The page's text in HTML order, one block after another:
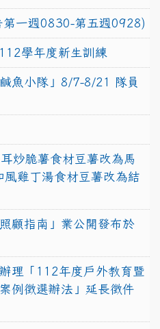
第一週0830-第五週0928)
學年度新生訓練
魚小隊」8/7-8/21 隊員
炒脆薯食材豆薯改為馬
雞丁湯食材豆薯改為結
顧指南」業公開發布於
理「112年度戶外教育暨
例徵選辦法」延長徵件